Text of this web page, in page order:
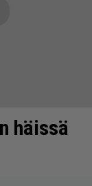
häissä